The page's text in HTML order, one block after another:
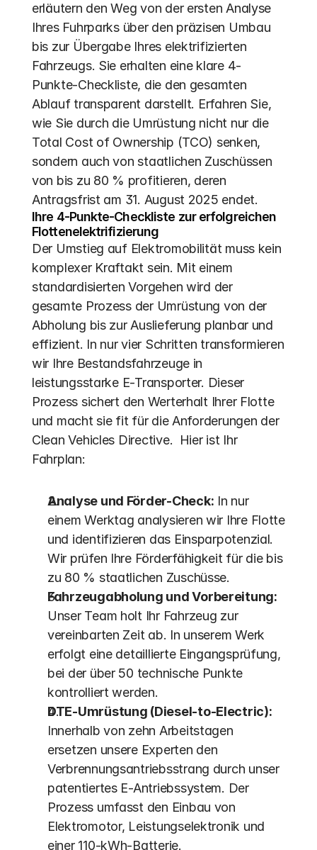
erläutern den Weg von der ersten Analyse
Ihres Fuhrparks über den präzisen Umbau
bis zur Übergabe Ihres elektrifizierten
Fahrzeugs. Sie erhalten eine klare 4-
Punkte-Checkliste, die den gesamten
Ablauf transparent darstellt. Erfahren Sie,
wie Sie durch die Umrüstung nicht nur die
Total Cost of Ownership (TCO) senken,
sondern auch von staatlichen Zuschüssen
von bis zu 80 % profitieren, deren
Antragsfrist am 31. August 2025 endet.
Ihre 4-Punkte-Checkliste zur erfolgreichen
Flottenelektrifizierung
Der Umstieg auf Elektromobilität muss kein
komplexer Kraftakt sein. Mit einem
standardisierten Vorgehen wird der
gesamte Prozess der Umrüstung von der
Abholung bis zur Auslieferung planbar und
effizient. In nur vier Schritten transformieren
wir Ihre Bestandsfahrzeuge in
leistungsstarke E-Transporter. Dieser
Prozess sichert den Werterhalt Ihrer Flotte
und macht sie fit für die Anforderungen der
Clean Vehicles Directive.  Hier ist Ihr
Fahrplan:
Analyse und Förder-Check: In nur
einem Werktag analysieren wir Ihre Flotte
und identifizieren das Einsparpotenzial.
Wir prüfen Ihre Förderfähigkeit für die bis
zu 80 % staatlichen Zuschüsse.
Fahrzeugabholung und Vorbereitung:
Unser Team holt Ihr Fahrzeug zur
vereinbarten Zeit ab. In unserem Werk
erfolgt eine detaillierte Eingangsprüfung,
bei der über 50 technische Punkte
kontrolliert werden.
DTE-Umrüstung (Diesel-to-Electric):
Innerhalb von zehn Arbeitstagen
ersetzen unsere Experten den
Verbrennungsantriebsstrang durch unser
patentiertes E-Antriebssystem. Der
Prozess umfasst den Einbau von
Elektromotor, Leistungselektronik und
einer 110-kWh-Batterie.